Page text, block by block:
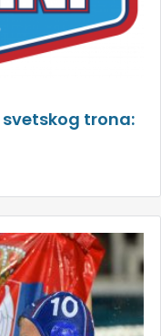
svetskog trona: